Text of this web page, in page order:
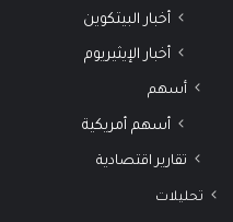
أخبار البيتكوين
أخبار الإيثيريوم
أسهم
أسهم أمريكية
تقارير اقتصادية
تحليلات